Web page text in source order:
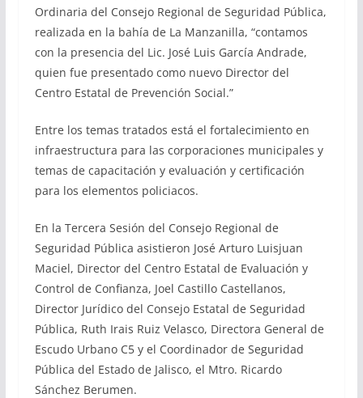
Ordinaria del Consejo Regional de Seguridad Pública,
realizada en la bahía de La Manzanilla, “contamos
con la presencia del Lic. José Luis García Andrade,
quien fue presentado como nuevo Director del
Centro Estatal de Prevención Social.”
Entre los temas tratados está el fortalecimiento en
infraestructura para las corporaciones municipales y
temas de capacitación y evaluación y certificación
para los elementos policiacos.
En la Tercera Sesión del Consejo Regional de
Seguridad Pública asistieron José Arturo Luisjuan
Maciel, Director del Centro Estatal de Evaluación y
Control de Confianza, Joel Castillo Castellanos,
Director Jurídico del Consejo Estatal de Seguridad
Pública, Ruth Irais Ruiz Velasco, Directora General de
Escudo Urbano C5 y el Coordinador de Seguridad
Pública del Estado de Jalisco, el Mtro. Ricardo
Sánchez Berumen.